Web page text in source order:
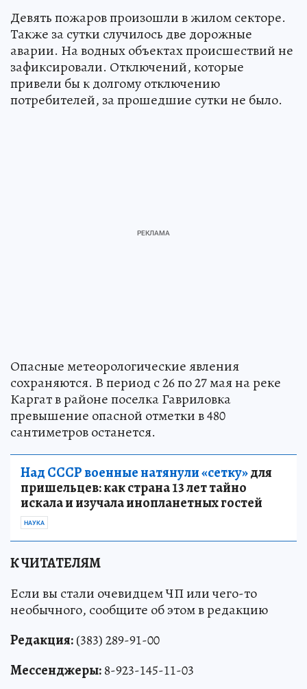
Девять пожаров произошли в жилом секторе.
Также за сутки случилось две дорожные
аварии. На водных объектах происшествий не
зафиксировали. Отключений, которые
привели бы к долгому отключению
потребителей, за прошедшие сутки не было.
Опасные метеорологические явления
сохраняются. В период с 26 по 27 мая на реке
Каргат в районе поселка Гавриловка
превышение опасной отметки в 480
сантиметров останется.
Над СССР военные натянули «сетку»для
пришельцев: как страна 13 лет тайно
искала и изучала инопланетных гостей
НАУКА
К ЧИТАТЕЛЯМ
Если вы стали очевидцем ЧП или чего-то
необычного, сообщите об этом в редакцию
Редакция:(383) 289-91-00
Мессенджеры:8-923-145-11-03